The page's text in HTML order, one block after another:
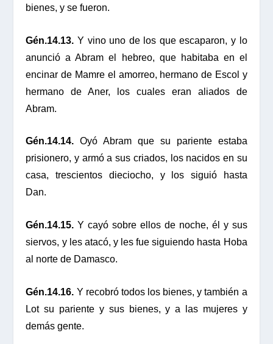
bienes, y se fueron.
Gén.14.13. Y vino uno de los que escaparon, y lo
anunció a Abram el hebreo, que habitaba en el
encinar de Mamre el amorreo, hermano de Escol y
hermano de Aner, los cuales eran aliados de
Abram.
Gén.14.14. Oyó Abram que su pariente estaba
prisionero, y armó a sus criados, los nacidos en su
casa, trescientos dieciocho, y los siguió hasta
Dan.
Gén.14.15. Y cayó sobre ellos de noche, él y sus
siervos, y les atacó, y les fue siguiendo hasta Hoba
al norte de Damasco.
Gén.14.16. Y recobró todos los bienes, y también a
Lot su pariente y sus bienes, y a las mujeres y
demás gente.